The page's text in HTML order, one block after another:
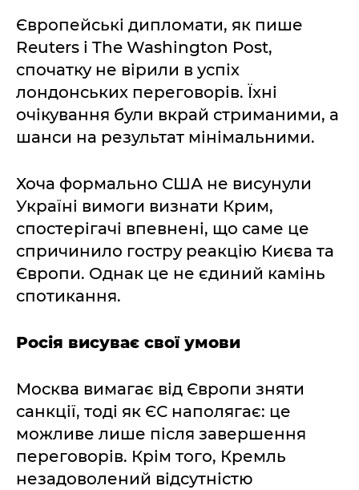
Європейські дипломати, як пише
Reuters і The Washington Post,
спочатку не вірили в успіх
лондонських переговорів. Їхні
очікування були вкрай стриманими, а
шанси на результат мінімальними.
Хоча формально США не висунули
Україні вимоги визнати Крим,
спостерігачі впевнені, що саме це
спричинило гостру реакцію Києва та
Європи. Однак це не єдиний камінь
спотикання.
Росія висуває свої умови
Москва вимагає від Європи зняти
санкції, тоді як ЄС наполягає: це
можливе лише після завершення
переговорів. Крім того, Кремль
незадоволений відсутністю